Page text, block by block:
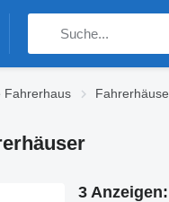
Fahrerhaus
3 Anzeigen: